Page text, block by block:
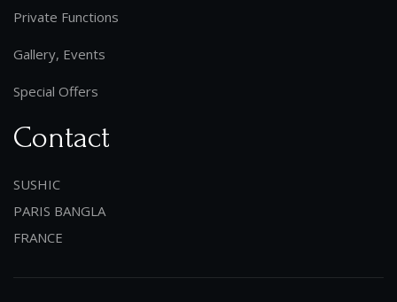
Private Functions
Gallery, Events
Special Offers
Contact
SUSHIC
PARIS BANGLA
FRANCE